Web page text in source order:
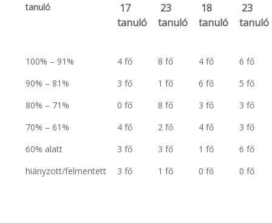
tanuló
17
tanuló
23
tanuló
18
tanuló
23
tanuló
100% – 91% 4 fő 8 fő 4 fő
6 fő
90% – 81%
3 fő 1 fő 6 fő
5 fő
80% – 71%
0 fő 8 fő 3 fő
3 fő
70% – 61%
4 fő 2 fő 4 fő
3 fő
60% alatt
3 fő 3 fő 1 fő
6 fő
hiányzott/felmentett
3 fő 1 fő 0 fő 0 fő